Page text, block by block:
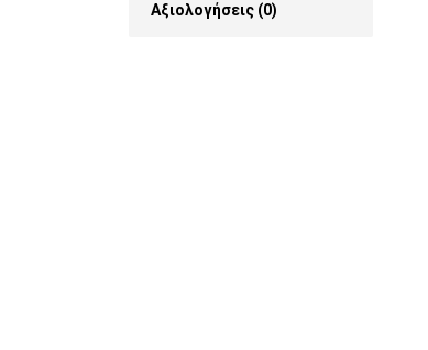
Αξιολογήσεις (0)